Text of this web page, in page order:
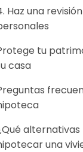
Haz una
tu
casa
una